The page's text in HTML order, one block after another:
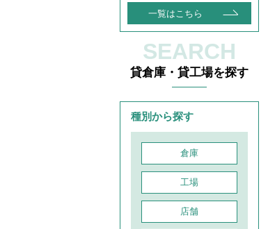
一覧はこちら
SEARCH
貸倉庫・貸工場を探す
種別から探す
倉庫
工場
店舗